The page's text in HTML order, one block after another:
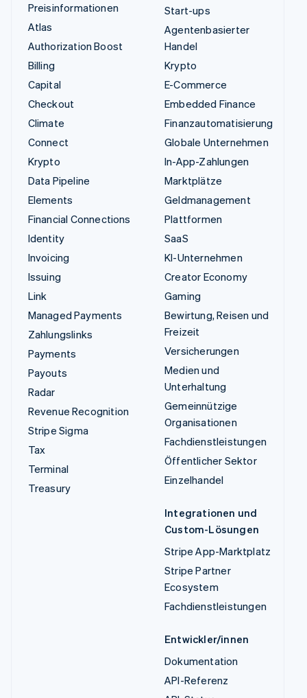
Preisinformationen
Atlas
Authorization Boost
Billing
Capital
Checkout
Climate
Connect
Krypto
Data Pipeline
Elements
Financial Connections
Identity
Invoicing
Issuing
Link
Managed Payments
Zahlungslinks
Payments
Payouts
Radar
Revenue Recognition
Stripe Sigma
Tax
Terminal
Treasury
Start-ups
Agentenbasierter
Handel
Krypto
E-Commerce
Embedded Finance
Finanzautomatisierung
Globale Unternehmen
In-App-Zahlungen
Marktplätze
Geldmanagement
Plattformen
SaaS
KI-Unternehmen
Creator Economy
Gaming
Bewirtung, Reisen und
Freizeit
Versicherungen
Medien und
Unterhaltung
Gemeinnützige
Organisationen
Fachdienstleistungen
Öffentlicher Sektor
Einzelhandel
Integrationen und
Custom-Lösungen
Stripe App-Marktplatz
Stripe Partner
Ecosystem
Fachdienstleistungen
Entwickler/innen
Dokumentation
API-Referenz